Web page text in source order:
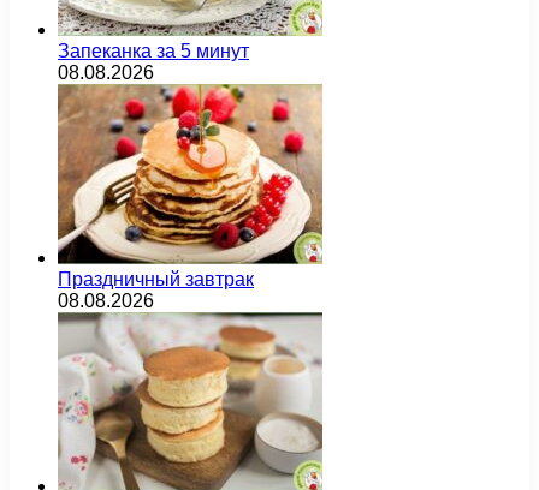
Запеканка за 5 минут
08.08.2026
Праздничный завтрак
08.08.2026